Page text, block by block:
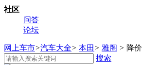
社区
问答
论坛
网上车市>汽车大全> 本田 > 雅阁 > 降价
搜索